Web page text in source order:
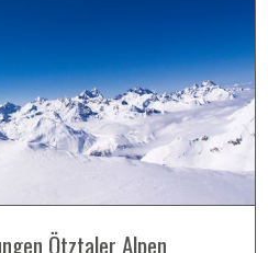
Ötztaler Alpen